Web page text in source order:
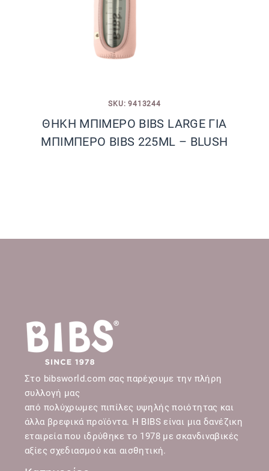
SKU: 9413244
ΘΗΚΗ ΜΠΙΜΕΡΟ BIBS LARGE ΓΙΑ
ΜΠΙΜΠΕΡΟ BIBS 225ML – BLUSH
Στο bibsworld.com σας παρέχουμε την πλήρη
συλλογή μας
από πολύχρωμες πιπίλες υψηλής ποιότητας και
άλλα βρεφικά προϊόντα. Η BIBS είναι μια δανέζικη
εταιρεία που ιδρύθηκε το 1978 με σκανδιναβικές
αξίες σχεδιασμού και αισθητική.